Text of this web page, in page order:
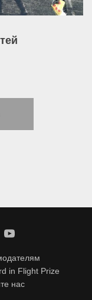
in Flight Prize
нас